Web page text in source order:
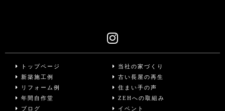
トップページ
当社の家づくり
新築施工例
古い長屋の再生
リフォーム例
住まい手の声
年間自作堂
ZEHへの取組み
ブログ
イベント